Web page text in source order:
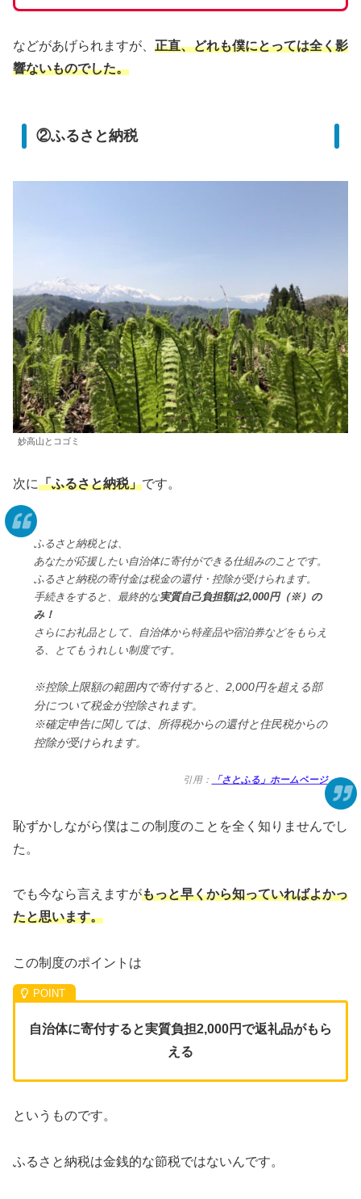
などがあげられますが、 正直、どれも僕にとっては全く影
響ないものでした。
②ふるさと納税
妙高山とコゴミ
次に「ふるさと納税」です。
ふるさと納税とは、
あなたが応援したい自治体に寄付ができる仕組みのことです。
ふるさと納税の寄付金は税金の還付・控除が受けられます。
手続きをすると、最終的な実質自己負担額は2,000円（※）の
み！
さらにお礼品として、自治体から特産品や宿泊券などをもらえ
る、とてもうれしい制度です。
※控除上限額の範囲内で寄付すると、2,000円を超える部
分について税金が控除されます。
※確定申告に関しては、所得税からの還付と住民税からの
控除が受けられます。
引用： 「さとふる」ホームページ
恥ずかしながら僕はこの制度のことを全く知りませんでし
た。
でも今なら言えますがもっと早くから知っていればよかっ
たと思います。
この制度のポイントは
自治体に寄付すると実質負担2,000円で返礼品がもら
える
というものです。
ふるさと納税は金銭的な節税ではないんです。